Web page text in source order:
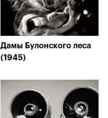
Дамы Булонского леса
(1945)